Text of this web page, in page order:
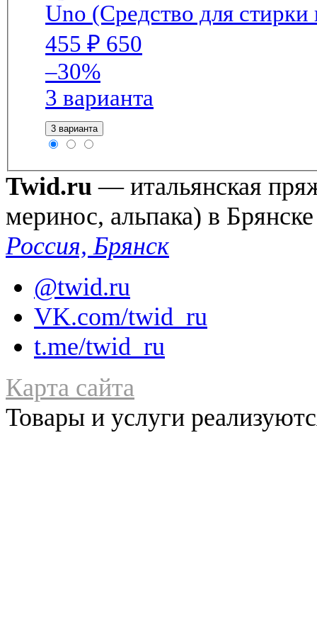
Uno (Средство для
455 ₽ 650
–30%
3 варианта
3 варианта
Twid.ru — итальянская
меринос, альпака) в Брянске
Россия, Брянск
@twid.ru
VK.com/twid_ru
t.me/twid_ru
Карта сайта
Товары и услуги